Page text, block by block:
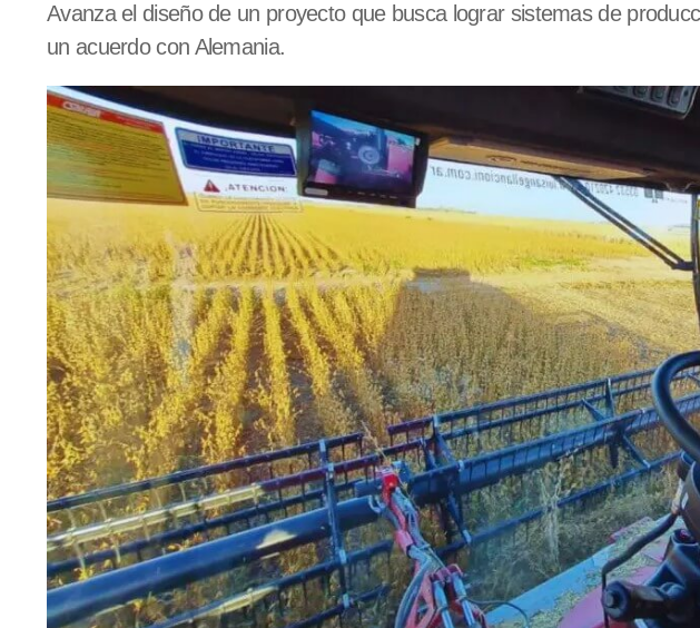
Avanza el diseño de un proyecto que busca lograr sistemas de
un acuerdo con Alemania.